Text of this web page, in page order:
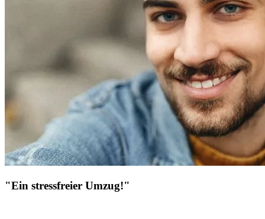
"Ein stressfreier Umzug!"